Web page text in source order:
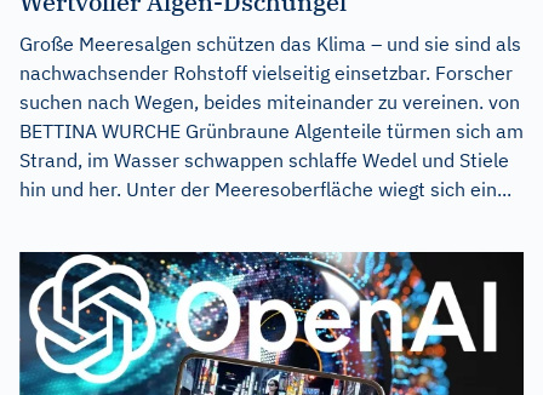
Große Meeresalgen schützen das Klima – und sie sind als
nachwachsender Rohstoff vielseitig einsetzbar. Forscher
suchen nach Wegen, beides miteinander zu vereinen. von
BETTINA WURCHE Grünbraune Algenteile türmen sich am
Strand, im Wasser schwappen schlaffe Wedel und Stiele
hin und her. Unter der Meeresoberfläche wiegt sich ein...